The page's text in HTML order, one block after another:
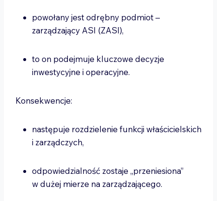
powołany jest odrębny podmiot –
zarządzający ASI (ZASI),
to on podejmuje kluczowe decyzje
inwestycyjne i operacyjne.
Konsekwencje:
następuje rozdzielenie funkcji właścicielskich
i zarządczych,
odpowiedzialność zostaje „przeniesiona”
w dużej mierze na zarządzającego.